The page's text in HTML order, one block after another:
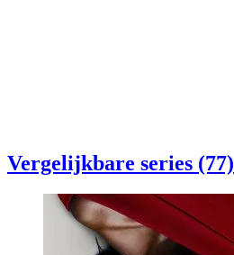
Vergelijkbare series (77)